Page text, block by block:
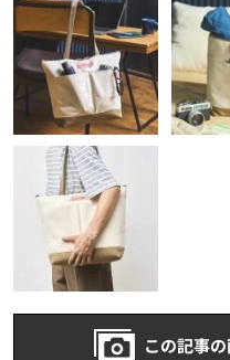
この記事